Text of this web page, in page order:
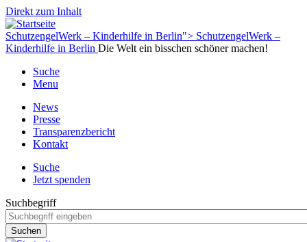
Direkt zum Inhalt
SchutzengelWerk – Kinderhilfe in Berlin"> SchutzengelWerk –
Kinderhilfe in Berlin Die Welt ein bisschen schöner machen!
Suche
Menu
News
Presse
Transparenzbericht
Kontakt
Suche
Jetzt spenden
Suchbegriff